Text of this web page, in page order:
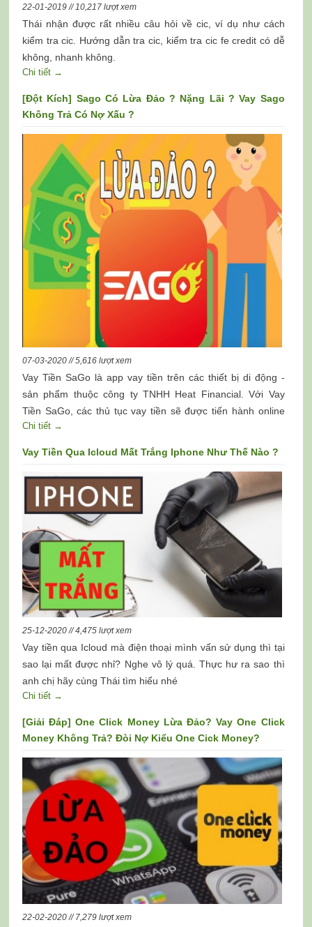
22-01-2019 // 10,217 lượt xem
Thái nhận được rất nhiều câu hỏi về cic, ví dụ như cách
kiểm tra cic. Hướng dẫn tra cic, kiểm tra cic fe credit có dễ
không, nhanh không.
Chi tiết →
[Đột Kích] Sago Có Lừa Đảo ? Nặng Lãi ? Vay Sago
Không Trả Có Nợ Xấu ?
07-03-2020 // 5,616 lượt xem
Vay Tiền SaGo là app vay tiền trên các thiết bị di động -
sản phẩm thuộc công ty TNHH Heat Financial. Với Vay
Tiền SaGo, các thủ tục vay tiền sẽ được tiến hành online
với hồ sơ đơn giản chỉ cần chứng minh nhân dân.
Chi tiết →
Vay Tiền Qua Icloud Mất Trắng Iphone Như Thế Nào ?
25-12-2020 // 4,475 lượt xem
Vay tiền qua Icloud mà điện thoại mình vấn sử dụng thì tại
sao lại mất được nhỉ? Nghe vô lý quá. Thực hư ra sao thì
anh chị hãy cùng Thái tìm hiểu nhé
Chi tiết →
[Giải Đáp] One Click Money Lừa Đảo? Vay One Click
Money Không Trả? Đòi Nợ Kiểu One Cick Money?
22-02-2020 // 7,279 lượt xem